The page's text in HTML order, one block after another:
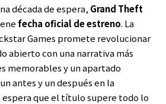
década de espera, Grand Theft
fecha oficial de estreno. La
Games promete revolucionar
abierto con una narrativa más
memorables y un apartado
antes y un después en la
espera que el título supere todo lo